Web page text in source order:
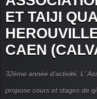
ET TAIJI
CAEN
32ème année d'activité. L'
propose cours et stages de